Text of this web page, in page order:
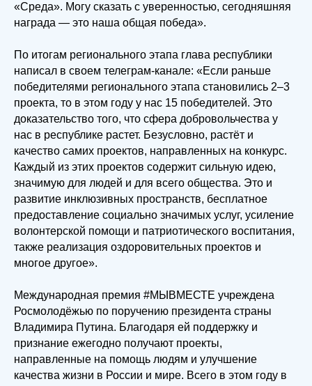
«Среда». Могу сказать с уверенностью, сегодняшняя
награда — это наша общая победа».
По итогам регионального этапа глава республики
написал в своем телеграм-канале: «Если раньше
победителями регионального этапа становились 2–3
проекта, то в этом году у нас 15 победителей. Это
доказательство того, что сфера добровольчества у
нас в республике растет. Безусловно, растёт и
качество самих проектов, направленных на конкурс.
Каждый из этих проектов содержит сильную идею,
значимую для людей и для всего общества. Это и
развитие инклюзивных пространств, бесплатное
предоставление социально значимых услуг, усиление
волонтерской помощи и патриотического воспитания,
также реализация оздоровительных проектов и
многое другое».
Международная премия #МЫВМЕСТЕ учреждена
Росмолодёжью по поручению президента страны
Владимира Путина. Благодаря ей поддержку и
признание ежегодно получают проекты,
направленные на помощь людям и улучшение
качества жизни в России и мире. Всего в этом году в